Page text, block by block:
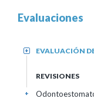
Evaluaciones
EVALUACIÓN
+
REVISIONES
+